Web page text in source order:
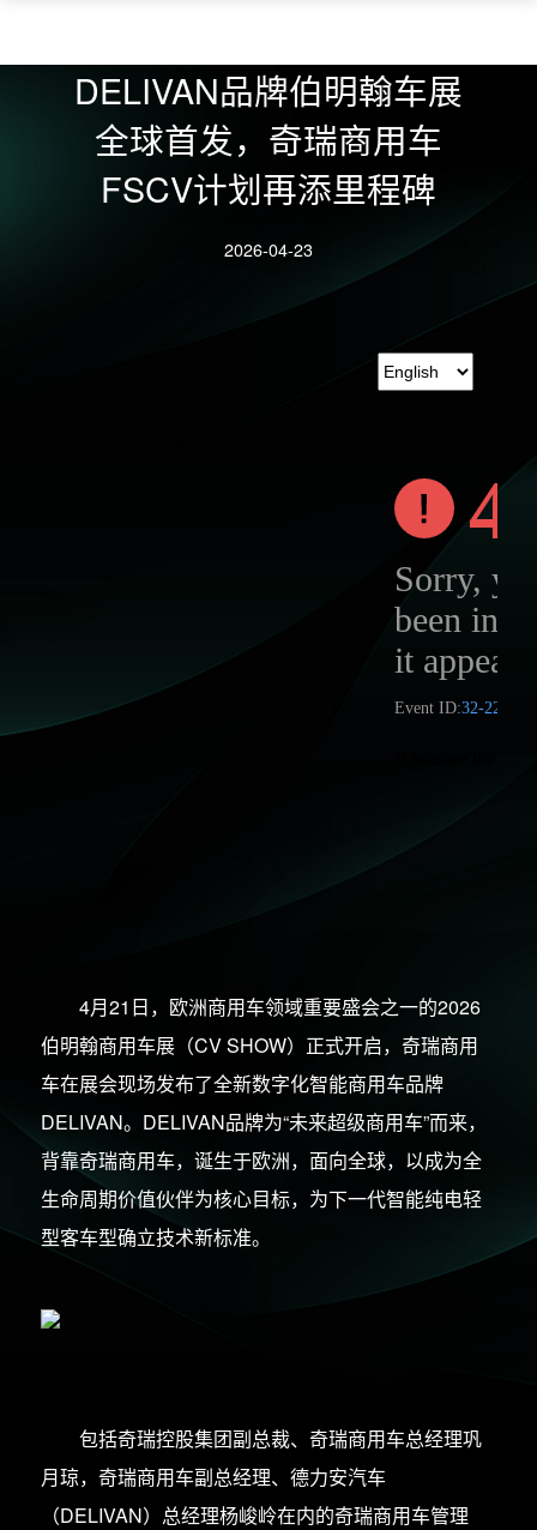
DELIVAN品牌伯明翰车展
全球首发，奇瑞商用车
FSCV计划再添里程碑
2026-04-23
4月21日，欧洲商用车领域重要盛会之一的2026
伯明翰商用车展（CV SHOW）正式开启，奇瑞商用
车在展会现场发布了全新数字化智能商用车品牌
DELIVAN。DELIVAN品牌为“未来超级商用车”而来，
背靠奇瑞商用车，诞生于欧洲，面向全球，以成为全
生命周期价值伙伴为核心目标，为下一代智能纯电轻
型客车型确立技术新标准。
包括奇瑞控股集团副总裁、奇瑞商用车总经理巩
月琼，奇瑞商用车副总经理、德力安汽车
（DELIVAN）总经理杨峻岭在内的奇瑞商用车管理